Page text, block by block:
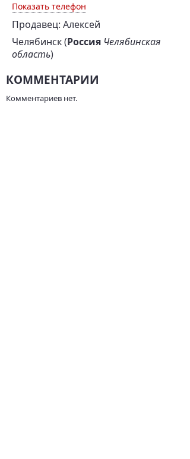
Показать телефон
Продавец: Алексей
Челябинск (Россия Челябинская
область)
КОММЕНТАРИИ
Комментариев нет.